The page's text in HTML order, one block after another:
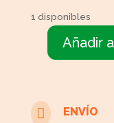
1 disponibles
Mesa
Añadir
 ENVÍO